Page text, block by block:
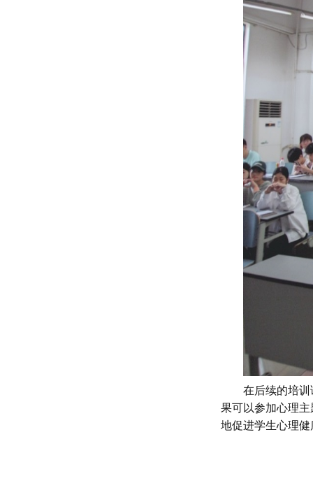
在后续的培
果可以参加心理
地促进学生心理